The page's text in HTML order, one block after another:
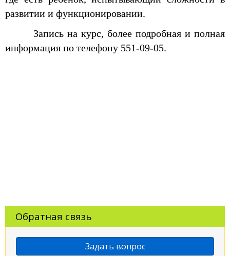
развитии и функционировании.
Запись на курс, более подробная и полная
информация по телефону 551-09-05.
Обратная связь
Задать вопрос